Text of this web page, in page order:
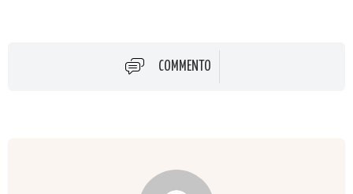
COMMENTO